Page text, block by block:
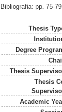
Bibliografia: pp. 75-
Thesis
Degree
Thesis
Thesis
Academic